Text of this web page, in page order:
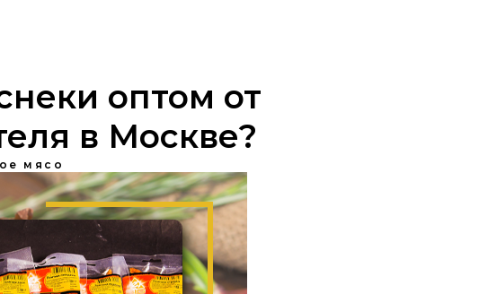
оптом от
в Москве?
мясо